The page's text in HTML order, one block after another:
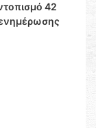
42